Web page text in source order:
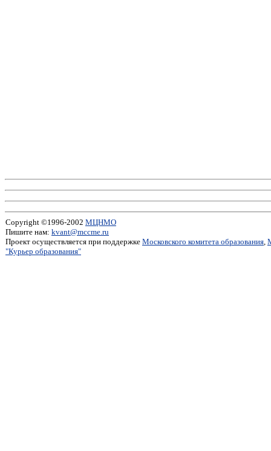
Copyright ©1996-2002 МЦНМО
Пишите нам: kvant@mccme.ru
Проект осуществляется при поддержке Московского комитета образования,
"Курьер образования"